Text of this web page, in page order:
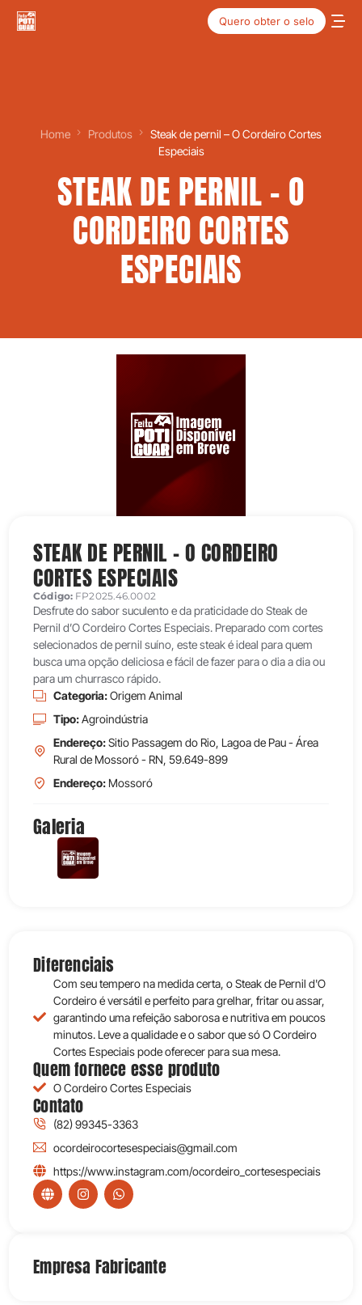
Quero obter o selo
Home Produtos
Steak de pernil – O Cordeiro Cortes
Especiais
STEAK DE PERNIL – O
CORDEIRO CORTES
ESPECIAIS
STEAK DE PERNIL – O CORDEIRO
CORTES ESPECIAIS
Código: FP2025.46.0002
Desfrute do sabor suculento e da praticidade do Steak de
Pernil d’O Cordeiro Cortes Especiais. Preparado com cortes
selecionados de pernil suíno, este steak é ideal para quem
busca uma opção deliciosa e fácil de fazer para o dia a dia ou
para um churrasco rápido.
Categoria:Origem Animal
Tipo:Agroindústria
Endereço:Sitio Passagem do Rio, Lagoa de Pau - Área
Rural de Mossoró - RN, 59.649-899
Endereço: Mossoró
Galeria
Diferenciais
Com seu tempero na medida certa, o Steak de Pernil d'O
Cordeiro é versátil e perfeito para grelhar, fritar ou assar,
garantindo uma refeição saborosa e nutritiva em poucos
minutos. Leve a qualidade e o sabor que só O Cordeiro
Cortes Especiais pode oferecer para sua mesa.
Quem fornece esse produto
O Cordeiro Cortes Especiais
Contato
(82) 99345-3363
ocordeirocortesespeciais@gmail.com
https://www.instagram.com/ocordeiro_cortesespeciais
Empresa Fabricante